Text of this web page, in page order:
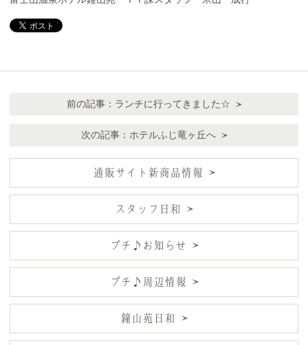
前の記事： ランチに行ってきました☆
次の記事： ホテルふじ竜ヶ丘へ
通販サイト新商品情報
スタッフ日和
プチ♪お知らせ
プチ♪周辺情報
鐘山苑日和